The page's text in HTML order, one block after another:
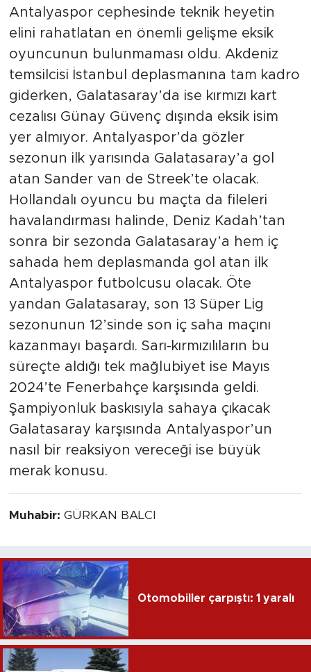
Antalyaspor cephesinde teknik heyetin
elini rahatlatan en önemli gelişme eksik
oyuncunun bulunmaması oldu. Akdeniz
temsilcisi İstanbul deplasmanına tam kadro
giderken, Galatasaray’da ise kırmızı kart
cezalısı Günay Güvenç dışında eksik isim
yer almıyor. Antalyaspor’da gözler
sezonun ilk yarısında Galatasaray’a gol
atan Sander van de Streek’te olacak.
Hollandalı oyuncu bu maçta da fileleri
havalandırması halinde, Deniz Kadah’tan
sonra bir sezonda Galatasaray’a hem iç
sahada hem deplasmanda gol atan ilk
Antalyaspor futbolcusu olacak. Öte
yandan Galatasaray, son 13 Süper Lig
sezonunun 12’sinde son iç saha maçını
kazanmayı başardı. Sarı-kırmızılıların bu
süreçte aldığı tek mağlubiyet ise Mayıs
2024’te Fenerbahçe karşısında geldi.
Şampiyonluk baskısıyla sahaya çıkacak
Galatasaray karşısında Antalyaspor’un
nasıl bir reaksiyon vereceği ise büyük
merak konusu.
Muhabir: GÜRKAN BALCI
Otomobiller çarpıştı: 1 yaralı